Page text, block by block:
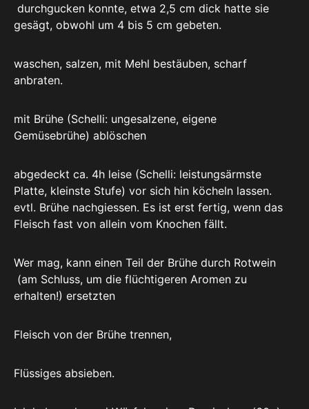
durchgucken konnte, etwa 2,5 cm dick hatte sie
gesägt, obwohl um 4 bis 5 cm gebeten.
waschen, salzen, mit Mehl bestäuben, scharf
anbraten.
mit Brühe (Schelli: ungesalzene, eigene
Gemüsebrühe) ablöschen
abgedeckt ca. 4h leise (Schelli: leistungsärmste
Platte, kleinste Stufe) vor sich hin köcheln lassen.
evtl. Brühe nachgiessen. Es ist erst fertig, wenn das
Fleisch fast von allein vom Knochen fällt.
Wer mag, kann einen Teil der Brühe durch Rotwein
(am Schluss, um die flüchtigeren Aromen zu
erhalten!) ersetzten
Fleisch von der Brühe trennen,
Flüssiges absieben.